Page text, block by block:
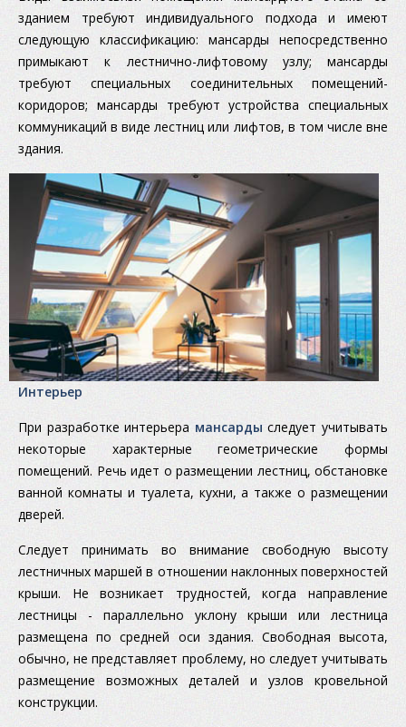
зданием требуют индивидуального подхода и имеют
следующую классификацию: мансарды непосредственно
примыкают к лестнично-лифтовому узлу; мансарды
требуют специальных соединительных помещений-
коридоров; мансарды требуют устройства специальных
коммуникаций в виде лестниц или лифтов, в том числе вне
здания.
Интерьер
При разработке интерьера мансарды следует учитывать
некоторые характерные геометрические формы
помещений. Речь идет о размещении лестниц, обстановке
ванной комнаты и туалета, кухни, а также о размещении
дверей.
Следует принимать во внимание свободную высоту
лестничных маршей в отношении наклонных поверхностей
крыши. Не возникает трудностей, когда направление
лестницы - параллельно уклону крыши или лестница
размещена по средней оси здания. Свободная высота,
обычно, не представляет проблему, но следует учитывать
размещение возможных деталей и узлов кровельной
конструкции.